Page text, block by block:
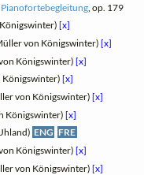
Pianofortebegleitung , op. 179
[x]
von Königswinter)[x]
Königswinter) [x]
[x]
von Königswinter)[x]
Königswinter) [x]
ENG FRE
Königswinter) [x]
von Königswinter)[x]